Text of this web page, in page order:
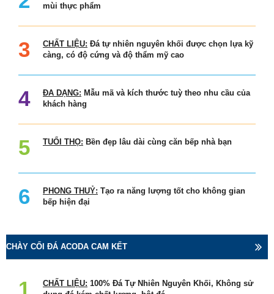
mùi thực phẩm
CHẤT LIỆU: Đá tự nhiên nguyên khối được chọn lựa kỹ
càng, có độ cứng và độ thẩm mỹ cao
ĐA DẠNG: Mẫu mã và kích thước tuỳ theo nhu cầu của
khách hàng
TUỔI THỌ: Bền đẹp lâu dài cùng căn bếp nhà bạn
PHONG THUỶ: Tạo ra năng lượng tốt cho không gian
bếp hiện đại
CHÀY CỐI ĐÁ ACODA CAM KẾT
CHẤT LIỆU: 100% Đá Tự Nhiên Nguyên Khối, Không sử